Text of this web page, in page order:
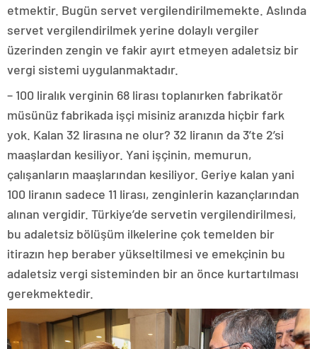
etmektir. Bugün servet vergilendirilmemekte. Aslında
servet vergilendirilmek yerine dolaylı vergiler
üzerinden zengin ve fakir ayırt etmeyen adaletsiz bir
vergi sistemi uygulanmaktadır.
– 100 liralık verginin 68 lirası toplanırken fabrikatör
müsünüz fabrikada işçi misiniz aranızda hiçbir fark
yok. Kalan 32 lirasına ne olur? 32 liranın da 3’te 2’si
maaşlardan kesiliyor. Yani işçinin, memurun,
çalışanların maaşlarından kesiliyor. Geriye kalan yani
100 liranın sadece 11 lirası, zenginlerin kazançlarından
alınan vergidir. Türkiye’de servetin vergilendirilmesi,
bu adaletsiz bölüşüm ilkelerine çok temelden bir
itirazın hep beraber yükseltilmesi ve emekçinin bu
adaletsiz vergi sisteminden bir an önce kurtartılması
gerekmektedir.